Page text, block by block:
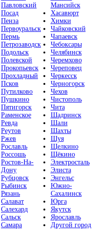
Павловский
Посад
Пенза
Первоуральск
Пермь
Петрозаводск
Подольск
Полевской
Прокопьевск
Прохладный
Псков
Путилково
Пушкино
Пятигорск
Раменское
Ревда
Реутов
Ржев
Рославль
Россошь
Ростов-На-
Дону
Рубцовск
Рыбинск
Рязань
Салават
Салехард
Сальск
Самара
Мансийск
Хасавюрт
Химки
Чайковский
Чапаевск
Чебоксары
Челябинск
Черемхово
Череповец
Черкесск
Черногорск
Чехов
Чистополь
Чита
Шадринск
Шали
Шахты
Шуя
Щелкино
Щёкино
Электросталь
Элиста
Энгельс
Южно-
Сахалинск
Юрга
Якутск
Ярославль
Другой город